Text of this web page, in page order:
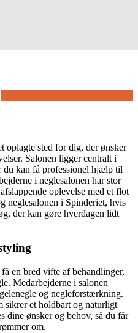
oplagte sted for dig, der ønsker
Salonen ligger centralt i
du kan få professionel hjælp til
i neglesalonen har stor
oplevelse med et flot
neglesalonen i Spinderiet, hvis
der kan gøre hverdagen lidt
en bred vifte af behandlinger,
Medarbejderne i salonen
og negleforstærkning.
sikrer et holdbart og naturligt
dine ønsker og behov, så du får
om.